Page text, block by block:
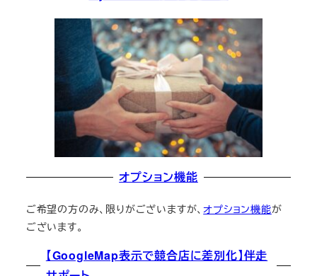
オプション機能
ご希望の方のみ、限りがございますが、オプション機能が
ございます。
【GoogleMap表示で競合店に差別化】伴走